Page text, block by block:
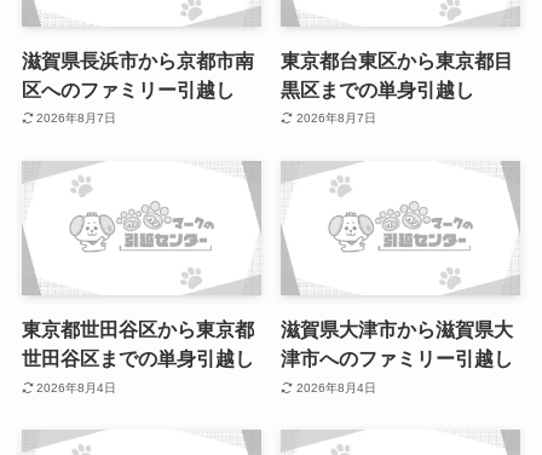
滋賀県長浜市から京都市南
区へのファミリー引越し
2026年8月7日
東京都台東区から東京都目
黒区までの単身引越し
2026年8月7日
東京都世田谷区から東京都
世田谷区までの単身引越し
2026年8月4日
滋賀県大津市から滋賀県大
津市へのファミリー引越し
2026年8月4日